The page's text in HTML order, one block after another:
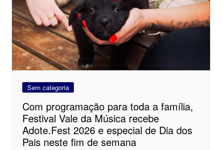
Sem categoria
Com programação para toda a família,
Festival Vale da Música recebe
Adote.Fest 2026 e especial de Dia dos
Pais neste fim de semana